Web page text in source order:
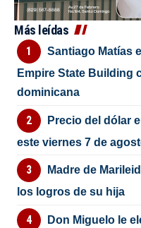
Más leídas
Santiago Matías
Empire State Building
dominicana
Precio del dólar
este viernes 7 de
Madre de
los logros de su hija
Don Miguelo le